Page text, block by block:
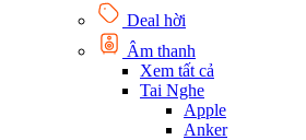
Deal hời
Âm thanh
Xem tất cả
Tai Nghe
Apple
Anker